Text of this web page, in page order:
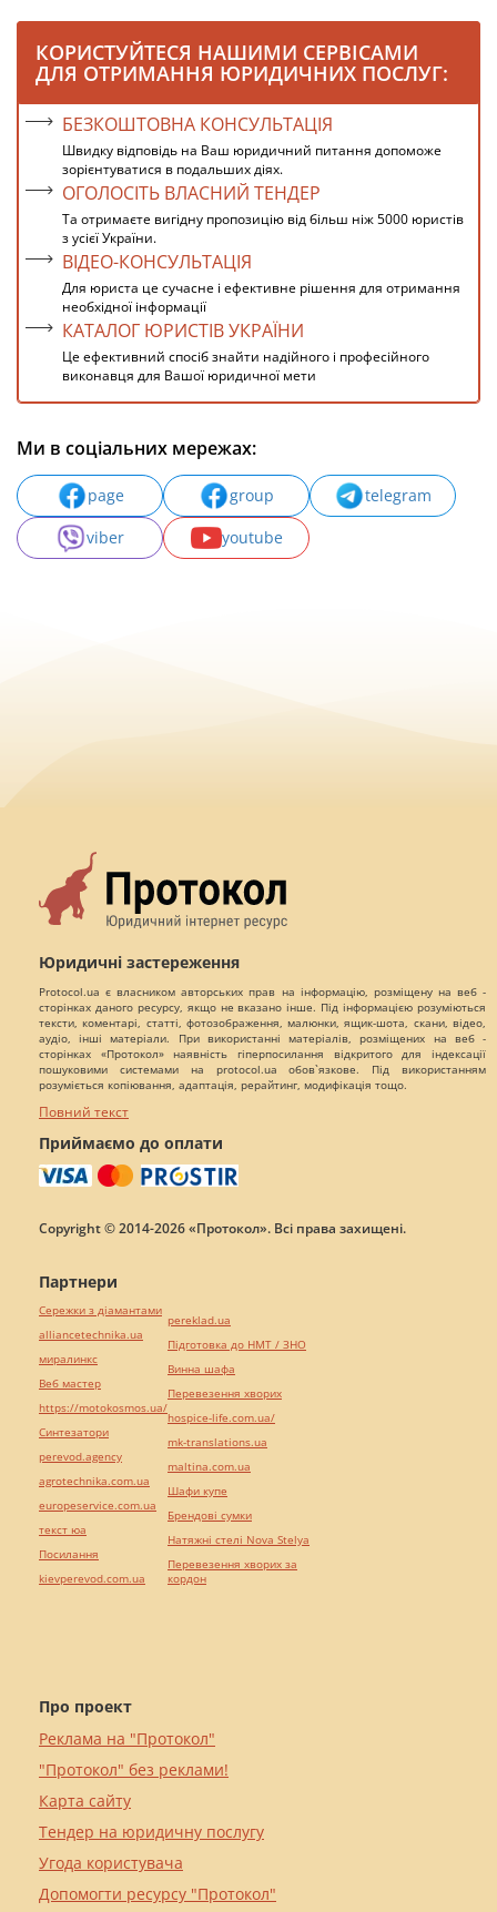
КОРИСТУЙТЕСЯ НАШИМИ СЕРВІСАМИ
ДЛЯ ОТРИМАННЯ ЮРИДИЧНИХ ПОСЛУГ:
БЕЗКОШТОВНА КОНСУЛЬТАЦІЯ
Швидку відповідь на Ваш юридичний питання допоможе
зорієнтуватися в подальших діях.
ОГОЛОСІТЬ ВЛАСНИЙ ТЕНДЕР
Та отримаєте вигідну пропозицію від більш ніж 5000 юристів
з усієї України.
ВІДЕО-КОНСУЛЬТАЦІЯ
Для юриста це сучасне і ефективне рішення для отримання
необхідної інформації
КАТАЛОГ ЮРИСТІВ УКРАЇНИ
Це ефективний спосіб знайти надійного і професійного
виконавця для Вашої юридичної мети
Ми в соціальних мережах:
page group
telegram
viber
youtube
Юридичні застереження
Protocol.ua є власником авторських прав на інформацію, розміщену на веб -
сторінках даного ресурсу, якщо не вказано інше. Під інформацією розуміються
тексти, коментарі, статті, фотозображення, малюнки, ящик-шота, скани, відео,
аудіо, інші матеріали. При використанні матеріалів, розміщених на веб -
сторінках «Протокол» наявність гіперпосилання відкритого для індексації
пошуковими системами на protocol.ua обов`язкове. Під використанням
розуміється копіювання, адаптація, рерайтинг, модифікація тощо.
Повний текст
Приймаємо до оплати
Copyright © 2014-2026 «Протокол». Всі права захищені.
Про проект
Реклама на "Протокол"
"Протокол" без реклами!
Карта сайту
Тендер на юридичну послугу
Угода користувача
Допомогти ресурсу "Протокол"
Партнери
Сережки з діамантами
alliancetechnika.ua
миралинкс
Веб мастер
https://motokosmos.ua/
Синтезатори
perevod.agency
agrotechnika.com.ua
europeservice.com.ua
текст юа
Посилання
kievperevod.com.ua
pereklad.ua
Підготовка до НМТ / ЗНО
Винна шафа
Перевезення хворих
hospice-life.com.ua/
mk-translations.ua
maltina.com.ua
Шафи купе
Брендові сумки
Натяжні стелі Nova Stelya
Перевезення хворих за
кордон